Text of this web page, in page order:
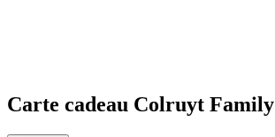
Carte cadeau Colruyt Family